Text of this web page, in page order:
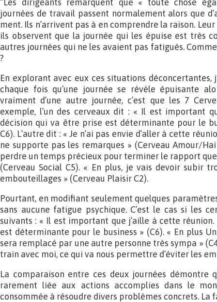
“Les dirigeants remarquent que « toute chose
journées de travail passent normalement alors que
ment. Ils n’arrivent pas à en comprendre la raison.
ils observent que la journée qui les épuise est très
autres journées qui ne les avaient pas fatigués.
?
En explorant avec eux ces situations déconcertantes,
chaque fois qu’une journée se révèle épuisante
vraiment d’une autre journée, c’est que les 7
exemple, l’un des cerveaux dit : « Il est important
décision qui va être prise est déterminante pour le
C6). L’autre dit : « Je n’ai pas envie d’aller à cette
ne supporte pas les re­marques » (Cerveau Amour/
perdre un temps précieux pour terminer le rapport
(Cerveau Social C5). « En plus, je vais devoir subir
embouteillages » (Cerveau Plaisir C2).
Pourtant, en modifiant seulement quelques
sans aucune fatigue psy­chique. C’est le cas si les
suivants : « Il est important que j’aille à cette
est déterminante pour le business » (C6). « En plus
sera remplacé par une autre personne très sympa »
train avec moi, ce qui va nous permettre d’éviter les
La comparaison entre ces deux journées démontre
rarement liée aux actions accomplies dans le
consommée à résoudre divers problèmes concrets.